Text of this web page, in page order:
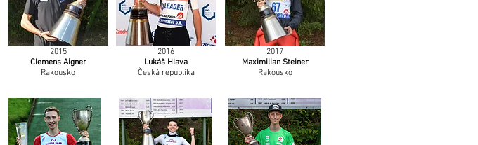
2015
Clemens Aigner
Rakousko
2016
Lukáš Hlava
Česká republika
2017
Maximilian Steiner
Rakousko